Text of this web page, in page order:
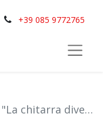
+39 085 9772765
Masterclass a Milano